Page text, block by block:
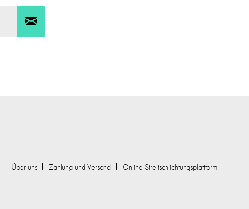
Über uns Zahlung und Versand Online-Streitschlichtungsplattform